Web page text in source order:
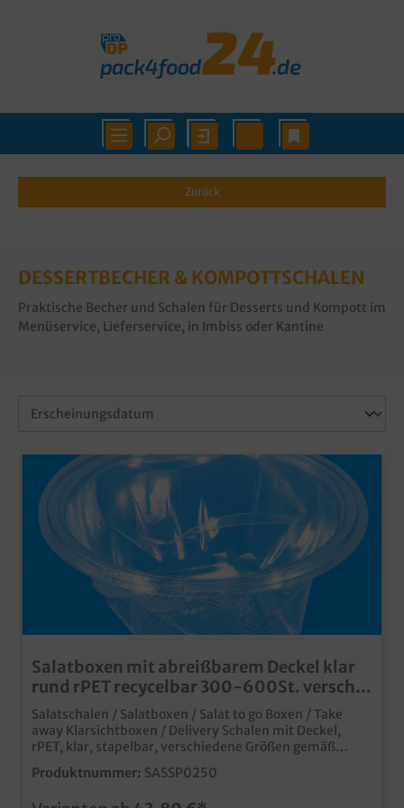
Zurück
DESSERTBECHER & KOMPOTTSCHALEN
Praktische Becher und Schalen für Desserts und Kompott im
Menüservice, Lieferservice, in Imbiss oder Kantine
Salatboxen mit abreißbarem Deckel klar
rund rPET recycelbar 300-600St. versch.
Größen
Salatschalen / Salatboxen / Salat to go Boxen / Take
away Klarsichtboxen / Delivery Schalen mit Deckel,
rPET, klar, stapelbar, verschiedene Größen gemäß
Auswahl250ml 600St. / 375ml 400St. / 500ml 500St. /
600ml 400St. / 750ml 300St. / 1000ml 400St.
Produktnummer: SASSP0250